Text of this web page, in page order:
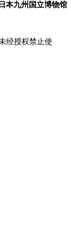
本九州国立博物馆
经授权禁止使